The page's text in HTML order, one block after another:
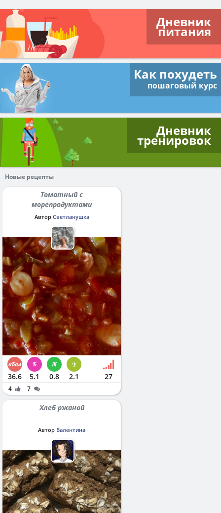
Дневник
питания
Как похудеть
пошаговый курс
Дневник
тренировок
Новые рецепты
Томатный с
морепродуктами
Автор Светланушка
36.6 5.1 0.8 2.1 27
4 7
Хлеб ржаной
Автор Валентина